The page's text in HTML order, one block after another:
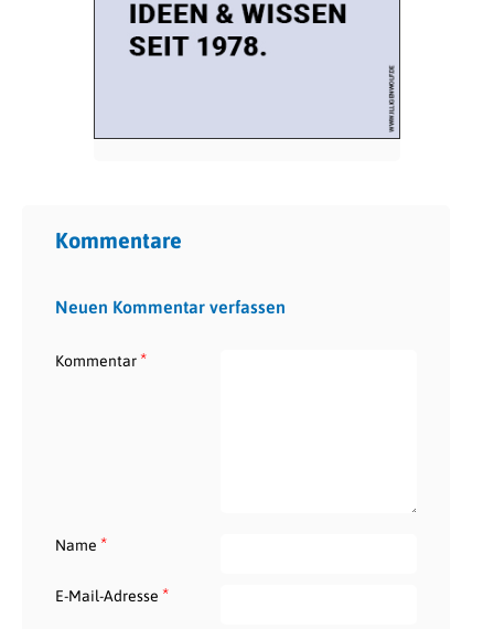
Kommentare
Neuen Kommentar verfassen
Kommentar*
Name *
E-Mail-Adresse *